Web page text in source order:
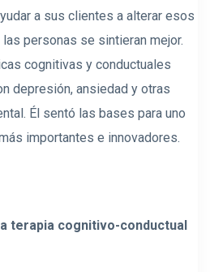
a sus clientes a alterar esos
personas se sintieran mejor.
cognitivas y conductuales
depresión, ansiedad y otras
Él sentó las bases para uno
importantes e innovadores.
terapia cognitivo-conductual